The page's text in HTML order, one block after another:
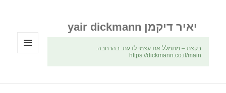
יאיר דיקמן yair dickmann
בקצת – מתמלל את עצמי לדעת. בהרחבה:
https://dickmann.co.il/main